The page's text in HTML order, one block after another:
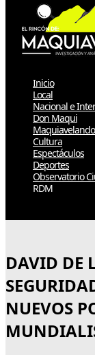
Inicio
Local
Nacional e
Don Maqui
Maquiavelando
Cultura
Espectáculos
Deportes
Observatorio
RDM
DAVID DE
NUEVOS